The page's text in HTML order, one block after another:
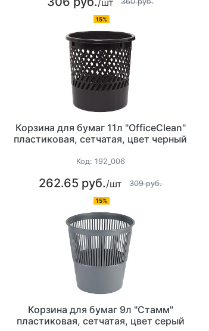
15%
Корзина для бумаг 11л "OfficeClean"
пластиковая, сетчатая, цвет черный
Код: 192_006
262.65 руб./шт 309 руб.
15%
Корзина для бумаг 9л "Стамм"
пластиковая, сетчатая, цвет серый